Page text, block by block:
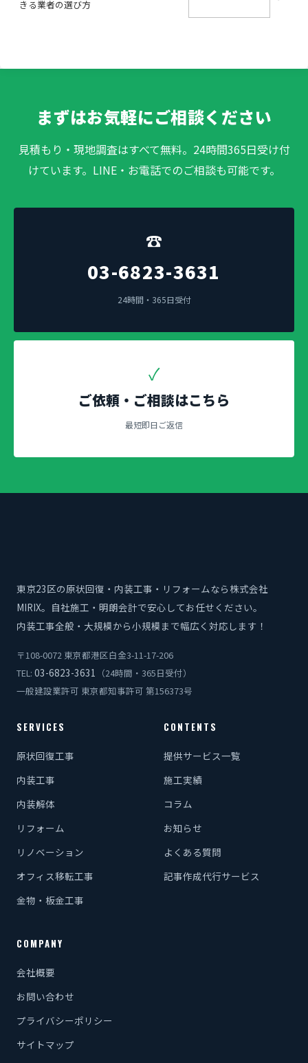
きる業者の選び方
まずはお気軽にご相談ください
見積もり・現地調査はすべて無料。24時間365日受け付
けています。LINE・お電話でのご相談も可能です。
☎
03-6823-3631
24時間・365日受付
✓
ご依頼・ご相談はこちら
最短即日ご返信
東京23区の原状回復・内装工事・リフォームなら株式会社
MIRIX。自社施工・明朗会計で安心してお任せください。
内装工事全般・大規模から小規模まで幅広く対応します！
〒108-0072 東京都港区白金3-11-17-206
TEL: 03-6823-3631 （24時間・365日受付）
一般建設業許可 東京都知事許可 第156373号
SERVICES
原状回復工事
内装工事
内装解体
リフォーム
リノベーション
オフィス移転工事
金物・板金工事
CONTENTS
提供サービス一覧
施工実績
コラム
お知らせ
よくある質問
記事作成代行サービス
COMPANY
会社概要
お問い合わせ
プライバシーポリシー
サイトマップ